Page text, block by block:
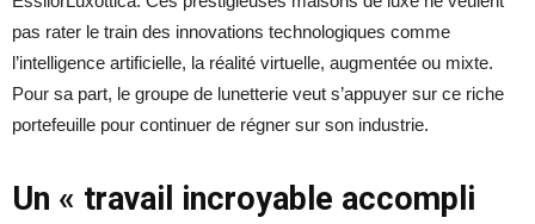
pas rater le train des innovations technologiques comme
l’intelligence artificielle, la réalité virtuelle, augmentée ou mixte.
Pour sa part, le groupe de lunetterie veut s’appuyer sur ce riche
portefeuille pour continuer de régner sur son industrie.
Un « travail incroyable accompli